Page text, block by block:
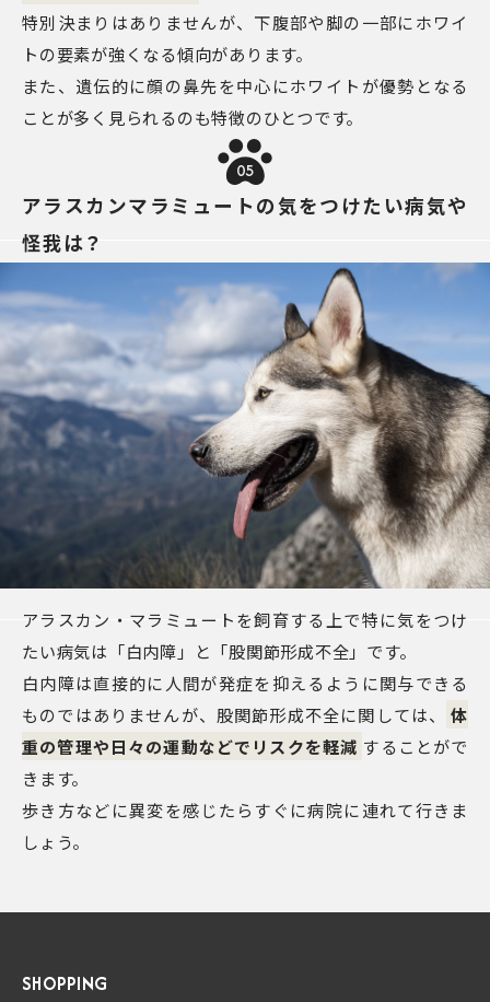
特別決まりはありませんが、下腹部や脚の一部にホワイ
トの要素が強くなる傾向があります。
また、遺伝的に顔の鼻先を中心にホワイトが優勢となる
ことが多く見られるのも特徴のひとつです。
05
アラスカンマラミュートの気をつけたい病気や
怪我は？
アラスカン・マラミュートを飼育する上で特に気をつけ
たい病気は「白内障」と「股関節形成不全」です。
白内障は直接的に人間が発症を抑えるように関与できる
ものではありませんが、股関節形成不全に関しては、
体
重の管理や日々の運動などでリスクを軽減 することがで
きます。
歩き方などに異変を感じたらすぐに病院に連れて行きま
しょう。
SHOPPING